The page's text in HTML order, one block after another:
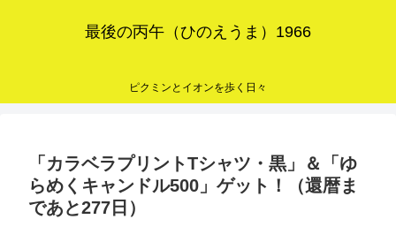
最後の丙午（ひのえうま）1966
ピクミンとイオンを歩く日々
「カラベラプリントTシャツ・黒」＆「ゆ
らめくキャンドル500」ゲット！（還暦ま
であと277日）